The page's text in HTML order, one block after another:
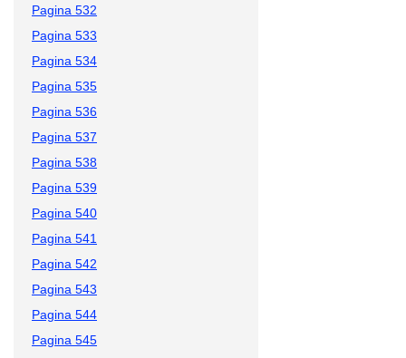
Pagina 532
Pagina 533
Pagina 534
Pagina 535
Pagina 536
Pagina 537
Pagina 538
Pagina 539
Pagina 540
Pagina 541
Pagina 542
Pagina 543
Pagina 544
Pagina 545